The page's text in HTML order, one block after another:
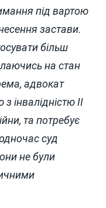
під вартою
застави.
більш
на стан
адвокат
інвалідністю ІІ
та потребує
суд
не були